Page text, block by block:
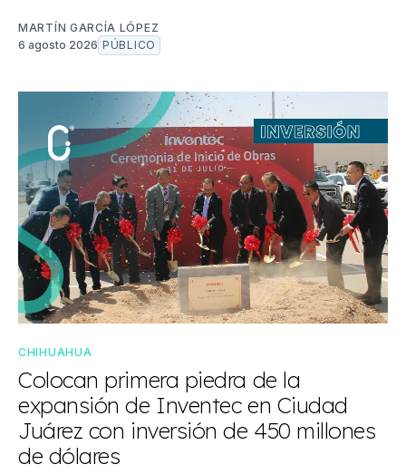
MARTÍN GARCÍA LÓPEZ
6 agosto 2026 PÚBLICO
CHIHUAHUA
Colocan primera piedra de la
expansión de Inventec en Ciudad
Juárez con inversión de 450 millones
de dólares